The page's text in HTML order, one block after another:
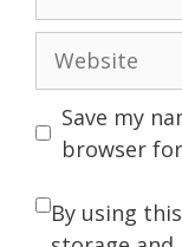
Website
Save my
browser
By using